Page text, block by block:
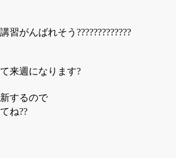
習がんばれそう?????????????
来週になります?
するので
ね??